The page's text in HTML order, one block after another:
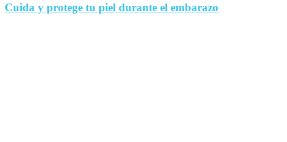
Cuida y protege tu piel durante el embarazo